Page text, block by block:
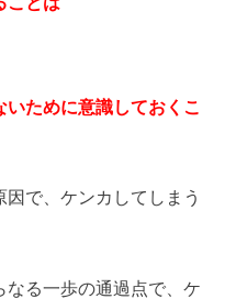
いために意識しておくこ
で、ケンカしてしまう
る一歩の通過点で、ケ